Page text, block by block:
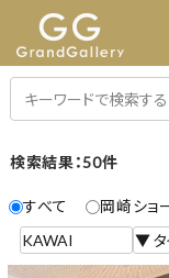
検索結果：50件
すべて 岡崎ショ